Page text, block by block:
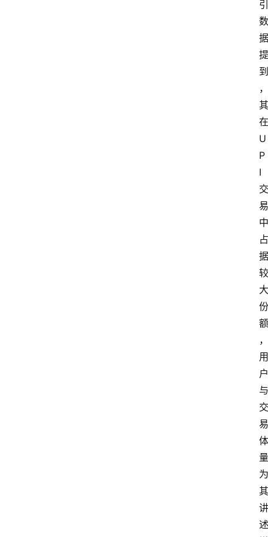
引
数
据
提
到
，
其
在
U
P
I
交
易
中
占
据
较
大
份
额
，
用
户
与
交
易
体
量
为
其
讲
述